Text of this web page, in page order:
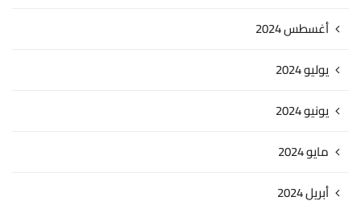
أغسطس 2024
يوليو 2024
يونيو 2024
مايو 2024
أبريل 2024